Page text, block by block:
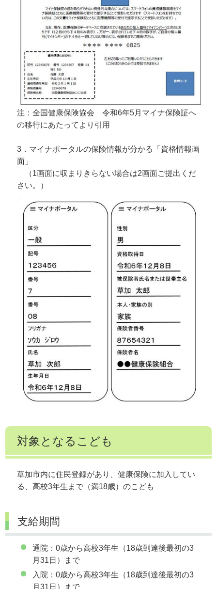
注：全国健康保険協会 令和6年5月マイナ保険証へ
の移行にあたってより引用
3． マイナポータルの保険情報が分かる「資格情報画
面」
（1画面に収まりきらない場合は2画面ご提出くだ
さい。）
対象となるこども
草加市内に住民登録があり、健康保険に加入してい
る、高校3年生まで（満18歳）のこども
支給期間
通院：0歳から高校3年生（18歳到達後最初の3
月31日）まで
入院：0歳から高校3年生（18歳到達後最初の3
月31日）まで